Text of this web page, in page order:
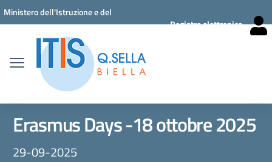
Vai ai contenuti
Vai al menu di navigazione
Vai al footer
Ministero dell'Istruzione e del
Registro elettronico
Erasmus Days -18 ottobre 2025
29-09-2025